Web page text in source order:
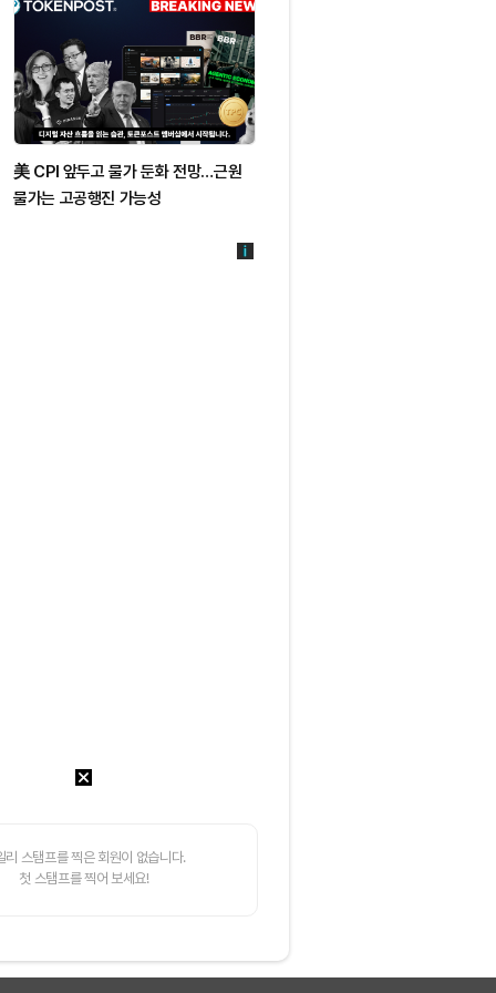
美 CPI 앞두고 물가 둔화 전망…근원
물가는 고공행진 가능성
리 스탬프를 찍은 회원이 없습니다.
첫 스탬프를 찍어 보세요!